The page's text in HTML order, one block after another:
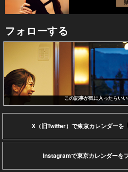
フォローする
この記事が気に入ったらい
X（旧Twitter）で東京カレンダーを
Instagramで東京カレンダーを